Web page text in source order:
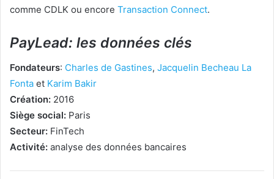
comme CDLK ou encore Transaction Connect.
PayLead: les données clés
Fondateurs: Charles de Gastines, Jacquelin Becheau La
Fonta et Karim Bakir
Création: 2016
Siège social: Paris
Secteur: FinTech
Activité: analyse des données bancaires